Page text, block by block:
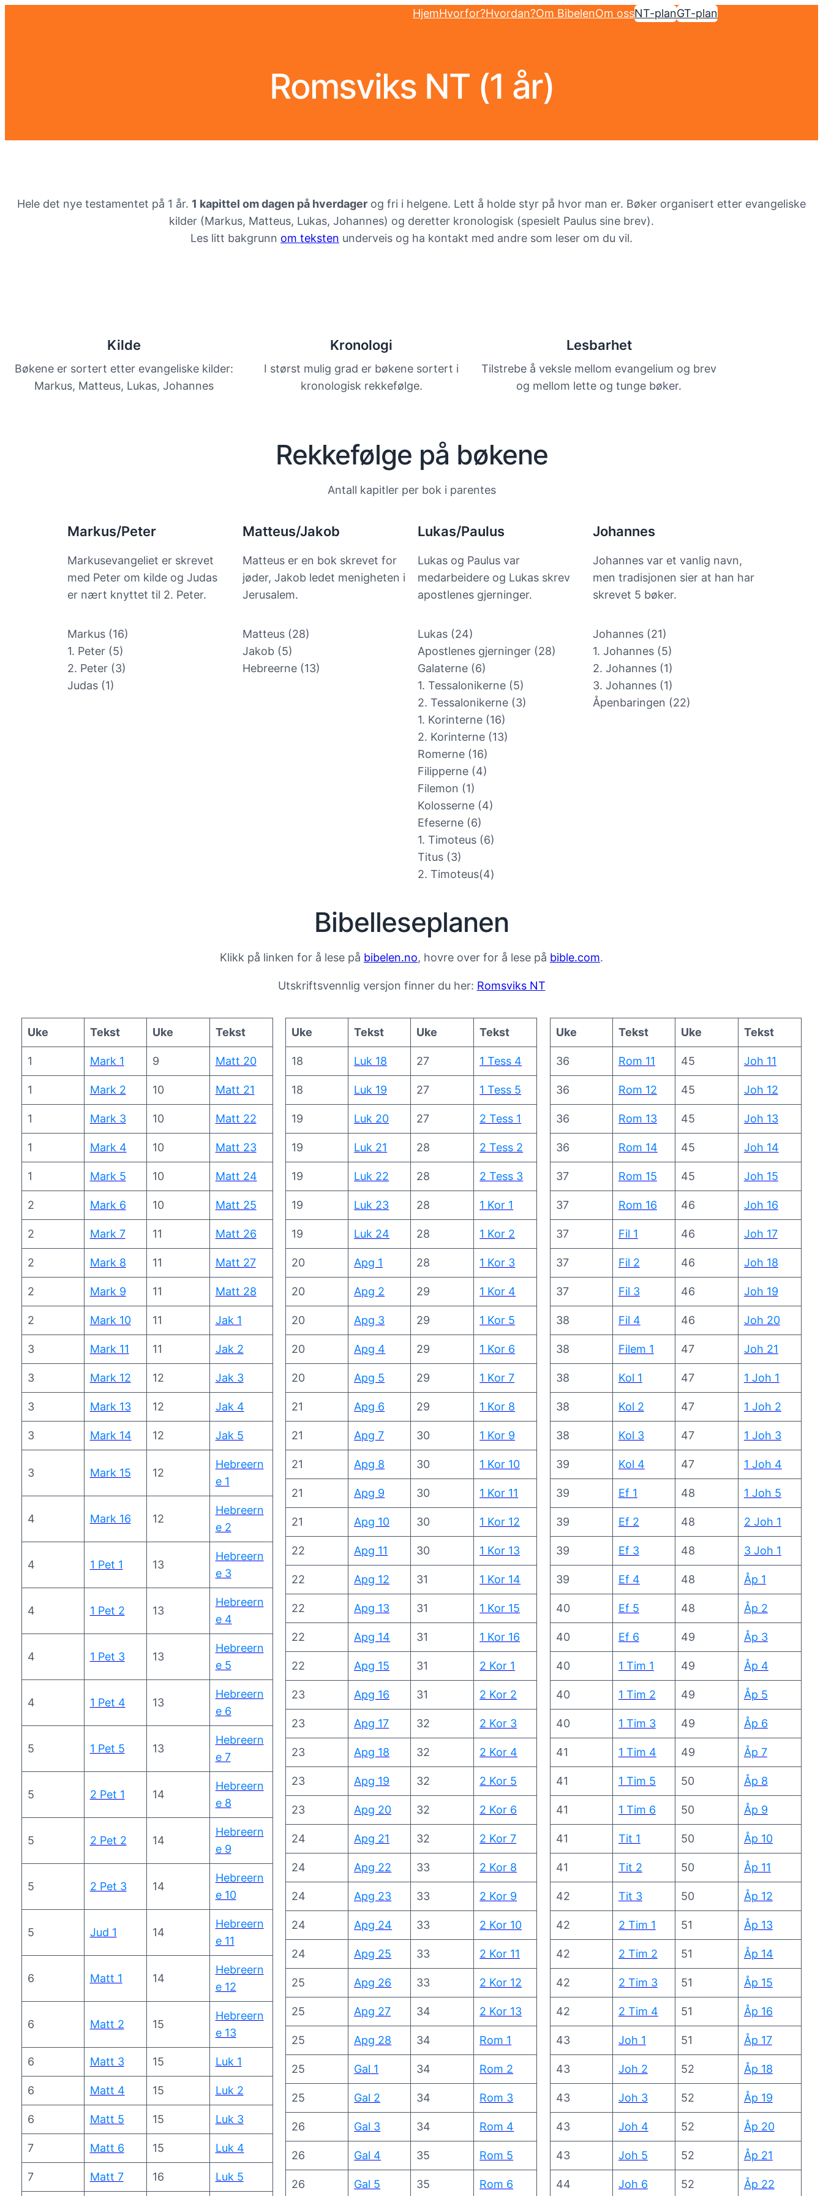
HjemHvorfor?Hvordan?Om BibelenOm ossNT-planGT-plan
Romsviks NT (1 år)
Hele det nye testamentet på 1 år. 1 kapittel om dagen på hverdager og fri i helgene. Lett å holde styr på hvor man er. Bøker organisert etter evangeliske
kilder (Markus, Matteus, Lukas, Johannes) og deretter kronologisk (spesielt Paulus sine brev).
Les litt bakgrunn om teksten underveis og ha kontakt med andre som leser om du vil.
Kilde
Bøkene er sortert etter evangeliske kilder:
Markus, Matteus, Lukas, Johannes
Kronologi
I størst mulig grad er bøkene sortert i
kronologisk rekkefølge.
Lesbarhet
Tilstrebe å veksle mellom evangelium og brev
og mellom lette og tunge bøker.
Rekkefølge på bøkene
Antall kapitler per bok i parentes
Markus/Peter
Markusevangeliet er skrevet
med Peter om kilde og Judas
er nært knyttet til 2. Peter.
Markus (16)
1. Peter (5)
2. Peter (3)
Judas (1)
Matteus/Jakob
Matteus er en bok skrevet for
jøder, Jakob ledet menigheten i
Jerusalem.
Matteus (28)
Jakob (5)
Hebreerne (13)
Lukas/Paulus
Lukas og Paulus var
medarbeidere og Lukas skrev
apostlenes gjerninger.
Lukas (24)
Apostlenes gjerninger (28)
Galaterne (6)
1. Tessalonikerne (5)
2. Tessalonikerne (3)
1. Korinterne (16)
2. Korinterne (13)
Romerne (16)
Filipperne (4)
Filemon (1)
Kolosserne (4)
Efeserne (6)
1. Timoteus (6)
Titus (3)
2. Timoteus(4)
Johannes
Johannes var et vanlig navn,
men tradisjonen sier at han har
skrevet 5 bøker.
Johannes (21)
1. Johannes (5)
2. Johannes (1)
3. Johannes (1)
Åpenbaringen (22)
Bibelleseplanen
Klikk på linken for å lese på bibelen.no, hovre over for å lese på bible.com.
Utskriftsvennlig versjon finner du her: Romsviks NT
Uke Tekst Uke Tekst
1 Mark 1 9 Matt 20
1 Mark 2 10 Matt 21
1 Mark 3 10 Matt 22
1 Mark 4 10 Matt 23
1 Mark 5 10 Matt 24
2 Mark 6 10 Matt 25
2 Mark 7 11 Matt 26
2 Mark 8 11 Matt 27
2 Mark 9 11 Matt 28
2 Mark 10 11 Jak 1
3 Mark 11 11 Jak 2
3 Mark 12 12 Jak 3
3 Mark 13 12 Jak 4
3 Mark 14 12 Jak 5
3 Mark 15 12
Hebreern
e 1
4 Mark 16 12
Hebreern
e 2
4 1 Pet 1 13
Hebreern
e 3
4 1 Pet 2 13
Hebreern
e 4
4 1 Pet 3 13
Hebreern
e 5
4 1 Pet 4 13
Hebreern
e 6
5 1 Pet 5 13
Hebreern
e 7
5 2 Pet 1 14
Hebreern
e 8
5 2 Pet 2 14
Hebreern
e 9
5 2 Pet 3 14
Hebreern
e 10
5 Jud 1 14
Hebreern
e 11
6 Matt 1 14
Hebreern
e 12
6 Matt 2 15
Hebreern
e 13
6 Matt 3 15 Luk 1
6 Matt 4 15 Luk 2
6 Matt 5 15 Luk 3
7 Matt 6 15 Luk 4
7 Matt 7 16 Luk 5
Uke Tekst Uke Tekst
18 Luk 18 27 1 Tess 4
18 Luk 19 27 1 Tess 5
19 Luk 20 27 2 Tess 1
19 Luk 21 28 2 Tess 2
19 Luk 22 28 2 Tess 3
19 Luk 23 28 1 Kor 1
19 Luk 24 28 1 Kor 2
20 Apg 1 28 1 Kor 3
20 Apg 2 29 1 Kor 4
20 Apg 3 29 1 Kor 5
20 Apg 4 29 1 Kor 6
20 Apg 5 29 1 Kor 7
21 Apg 6 29 1 Kor 8
21 Apg 7 30 1 Kor 9
21 Apg 8 30 1 Kor 10
21 Apg 9 30 1 Kor 11
21 Apg 10 30 1 Kor 12
22 Apg 11 30 1 Kor 13
22 Apg 12 31 1 Kor 14
22 Apg 13 31 1 Kor 15
22 Apg 14 31 1 Kor 16
22 Apg 15 31 2 Kor 1
23 Apg 16 31 2 Kor 2
23 Apg 17 32 2 Kor 3
23 Apg 18 32 2 Kor 4
23 Apg 19 32 2 Kor 5
23 Apg 20 32 2 Kor 6
24 Apg 21 32 2 Kor 7
24 Apg 22 33 2 Kor 8
24 Apg 23 33 2 Kor 9
24 Apg 24 33 2 Kor 10
24 Apg 25 33 2 Kor 11
25 Apg 26 33 2 Kor 12
25 Apg 27 34 2 Kor 13
25 Apg 28 34 Rom 1
25 Gal 1 34 Rom 2
25 Gal 2 34 Rom 3
26 Gal 3 34 Rom 4
26 Gal 4 35 Rom 5
26 Gal 5 35 Rom 6
Uke Tekst Uke Tekst
36 Rom 11 45 Joh 11
36 Rom 12 45 Joh 12
36 Rom 13 45 Joh 13
36 Rom 14 45 Joh 14
37 Rom 15 45 Joh 15
37 Rom 16 46 Joh 16
37 Fil 1 46 Joh 17
37 Fil 2 46 Joh 18
37 Fil 3 46 Joh 19
38 Fil 4 46 Joh 20
38 Filem 1 47 Joh 21
38 Kol 1 47 1 Joh 1
38 Kol 2 47 1 Joh 2
38 Kol 3 47 1 Joh 3
39 Kol 4 47 1 Joh 4
39 Ef 1 48 1 Joh 5
39 Ef 2 48 2 Joh 1
39 Ef 3 48 3 Joh 1
39 Ef 4 48 Åp 1
40 Ef 5 48 Åp 2
40 Ef 6 49 Åp 3
40 1 Tim 1 49 Åp 4
40 1 Tim 2 49 Åp 5
40 1 Tim 3 49 Åp 6
41 1 Tim 4 49 Åp 7
41 1 Tim 5 50 Åp 8
41 1 Tim 6 50 Åp 9
41 Tit 1 50 Åp 10
41 Tit 2 50 Åp 11
42 Tit 3 50 Åp 12
42 2 Tim 1 51 Åp 13
42 2 Tim 2 51 Åp 14
42 2 Tim 3 51 Åp 15
42 2 Tim 4 51 Åp 16
43 Joh 1 51 Åp 17
43 Joh 2 52 Åp 18
43 Joh 3 52 Åp 19
43 Joh 4 52 Åp 20
43 Joh 5 52 Åp 21
44 Joh 6 52 Åp 22